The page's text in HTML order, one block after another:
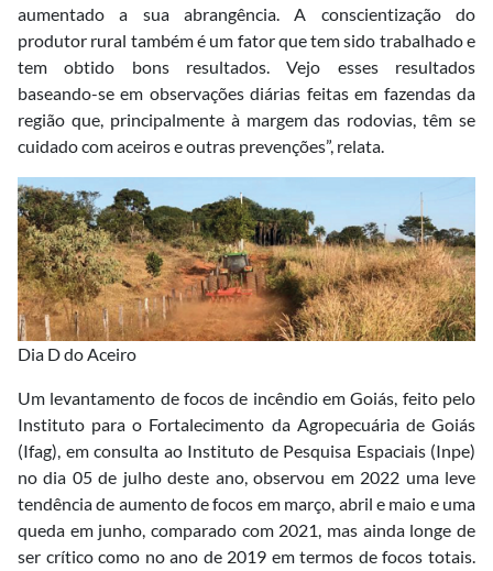
aumentado a sua abrangência. A conscientização do
produtor rural também é um fator que tem sido trabalhado e
tem obtido bons resultados. Vejo esses resultados
baseando-se em observações diárias feitas em fazendas da
região que, principalmente à margem das rodovias, têm se
cuidado com aceiros e outras prevenções”, relata.
Dia D do Aceiro
Um levantamento de focos de incêndio em Goiás, feito pelo
Instituto para o Fortalecimento da Agropecuária de Goiás
(Ifag), em consulta ao Instituto de Pesquisa Espaciais (Inpe)
no dia 05 de julho deste ano, observou em 2022 uma leve
tendência de aumento de focos em março, abril e maio e uma
queda em junho, comparado com 2021, mas ainda longe de
ser crítico como no ano de 2019 em termos de focos totais.